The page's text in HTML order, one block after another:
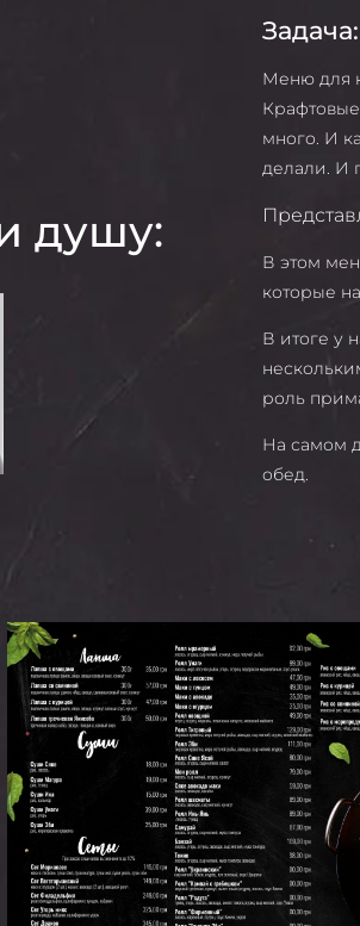
душу:
Задача:
Меню для
много. И
делали. И
В этом
которые
В итоге у
роль
На самом
обед.